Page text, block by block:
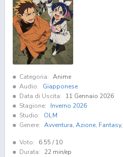
Categoria: Anime
Audio:
Giapponese
Data di Uscita:
11 Gennaio 2026
Stagione:
Inverno 2026
Studio:
OLM
Genere: Avventura, Azione, Fantasy,
Voto: 6.55 / 10
Durata:
22 min/ep